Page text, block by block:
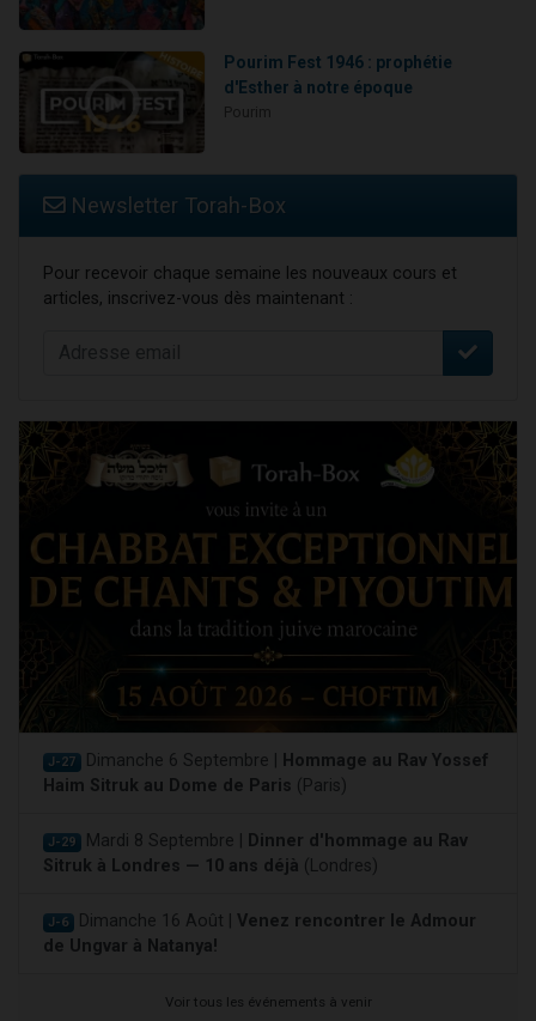
Pourim Fest 1946 : prophétie
d'Esther à notre époque
Newsletter Torah-Box
Pour recevoir chaque semaine les nouveaux cours et
articles, inscrivez-vous dès maintenant :
J-27 Dimanche 6 Septembre |
Hommage au Rav Yossef
Haim Sitruk au Dome de Paris (Paris)
J-29 Mardi 8 Septembre |
Dinner d'hommage au Rav
Sitruk à Londres — 10 ans déjà (Londres)
J-6 Dimanche 16 Août | Venez rencontrer le Admour
de Ungvar à Natanya!
Voir tous les événements à venir